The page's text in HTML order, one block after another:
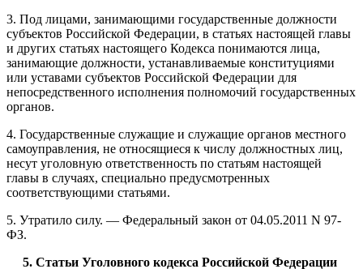
3. Под лицами, занимающими государственные должности
субъектов Российской Федерации, в статьях настоящей главы
и других статьях настоящего Кодекса понимаются лица,
занимающие должности, устанавливаемые конституциями
или уставами субъектов Российской Федерации для
непосредственного исполнения полномочий государственных
органов.
4. Государственные служащие и служащие органов местного
самоуправления, не относящиеся к числу должностных лиц,
несут уголовную ответственность по статьям настоящей
главы в случаях, специально предусмотренных
соответствующими статьями.
5. Утратило силу. — Федеральный закон от 04.05.2011 N 97-
ФЗ.
5. Статьи Уголовного кодекса Российской Федерации